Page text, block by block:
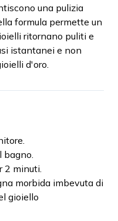
una pulizia
formula permette un
ritornano puliti e
istantanei e non
d'oro.
2 minuti.
morbida imbevuta di
gioiello